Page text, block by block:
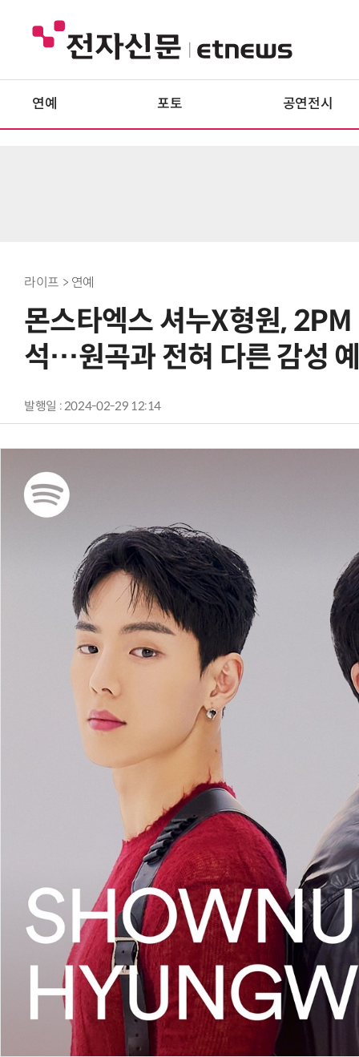
연예 포토 공연전시
라이프 > 연예
몬스타엑스 셔누X형원,
석…원곡과 전혀 다른 감성
발행일 : 2024-02-29 12:14
AI Native Enterprise를 지원하는 AI Ready Data